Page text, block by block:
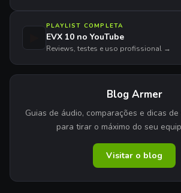
PLAYLIST COMPLETA
EVX 10 no YouTube
Reviews, testes e uso profissional →
Blog Armer
Guias de áudio, comparações e dicas
para tirar o máximo do seu
Visitar o blog